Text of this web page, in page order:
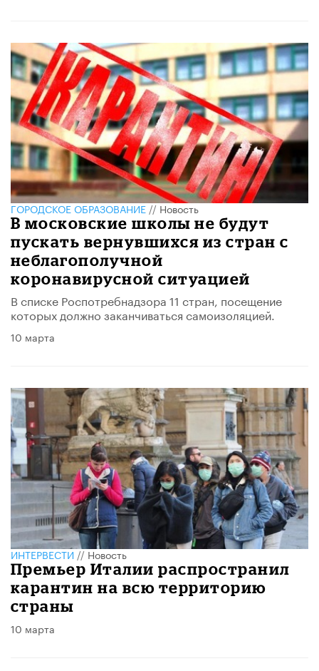
ГОРОДСКОЕ ОБРАЗОВАНИЕ//Новость
В московские школы не будут
пускать вернувшихся из стран с
неблагополучной
коронавирусной ситуацией
В списке Роспотребнадзора 11 стран, посещение
которых должно заканчиваться самоизоляцией.
10 марта
ИНТЕРВЕСТИ//Новость
Премьер Италии распространил
карантин на всю территорию
страны
10 марта